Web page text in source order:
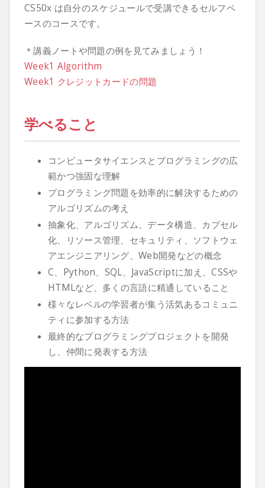
CS50x は自分のスケジュールで受講できるセルフペ
ースのコースです。
＊講義ノートや問題の例を見てみましょう！
Week1 Algorithm
Week1 クレジットカードの問題
学べること
コンピュータサイエンスとプログラミングの広
範かつ強固な理解
プログラミング問題を効率的に解決するための
アルゴリズムの考え
抽象化、アルゴリズム、データ構造、カプセル
化、リソース管理、セキュリティ、ソフトウェ
アエンジニアリング、Web開発などの概念
C、Python、SQL、JavaScriptに加え、CSSや
HTMLなど、多くの言語に精通していること
様々なレベルの学習者が集う活気あるコミュニ
ティに参加する方法
最終的なプログラミングプロジェクトを開発
し、仲間に発表する方法